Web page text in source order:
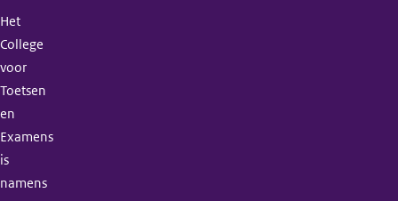
Het
College
voor
Toetsen
en
Examens
is
namens